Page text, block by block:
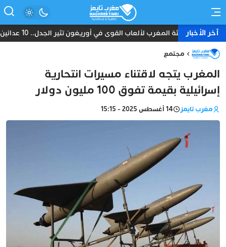
آخر الأخباربعثة المغرب لألعاب القوى في أوريغون تثير الجدل.. 10 عدائين ومدرب واحد دون طبيب أو إداري
مجتمع
المغرب يتجه لاقتناء مسيرات انتحارية
إسرائيلية بقيمة تفوق 100 مليون دولار
مغرب تايمز 14 أغسطس 2025 - 15:15